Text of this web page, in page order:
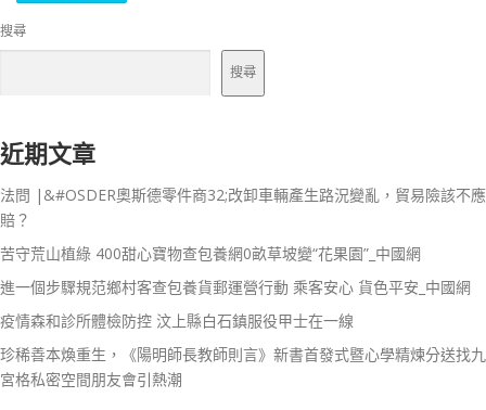
搜尋
搜尋
近期文章
法問 |&#OSDER奧斯德零件商32;改卸車輛產生路況變亂，貿易險該不應
賠？
苦守荒山植綠 400甜心寶物查包養網0畝草坡變“花果園”_中國網
進一個步驟規范鄉村客查包養貨郵運營行動 乘客安心 貨色平安_中國網
疫情森和診所體檢防控 汶上縣白石鎮服役甲士在一線
珍稀善本煥重生，《陽明師長教師則言》新書首發式暨心學精煉分送找九
宮格私密空間朋友會引熱潮